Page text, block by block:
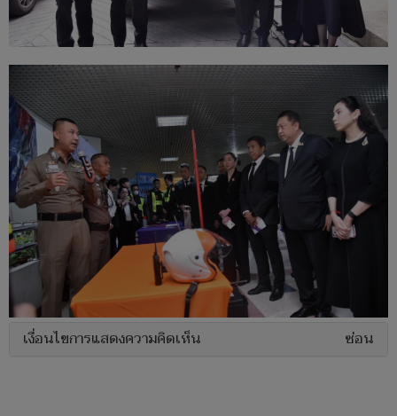
เงื่อนไขการแสดงความคิดเห็น ซ่อน